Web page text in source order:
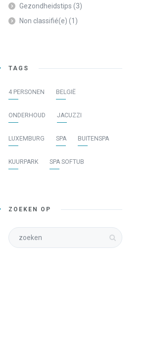
Gezondheidstips (3)
Non classifié(e) (1)
TAGS
4 PERSONEN BELGIË
ONDERHOUD JACUZZI
LUXEMBURG SPA BUITENSPA
KUURPARK SPA SOFTUB
ZOEKEN OP